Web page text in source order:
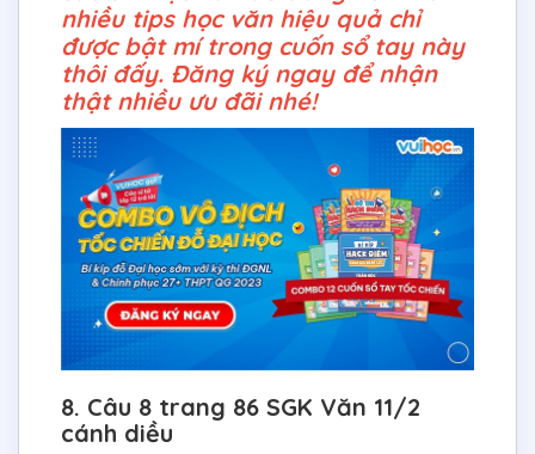
nhiều tips học văn hiệu quả chỉ
được bật mí trong cuốn sổ tay này
thôi đấy. Đăng ký ngay để nhận
thật nhiều ưu đãi nhé!
8. Câu 8 trang 86 SGK Văn 11/2
cánh diều